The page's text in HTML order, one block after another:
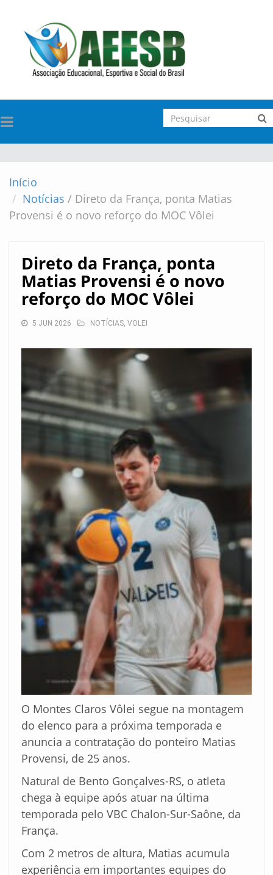
TOGGLE
NAVIGATION
Início
Notícias / Direto da França, ponta Matias
Provensi é o novo reforço do MOC Vôlei
Direto da França, ponta
Matias Provensi é o novo
reforço do MOC Vôlei
5 JUN 2026 NOTÍCIAS, VOLEI
O Montes Claros Vôlei segue na montagem
do elenco para a próxima temporada e
anuncia a contratação do ponteiro Matias
Provensi, de 25 anos.
Natural de Bento Gonçalves-RS, o atleta
chega à equipe após atuar na última
temporada pelo VBC Chalon-Sur-Saône, da
França.
Com 2 metros de altura, Matias acumula
experiência em importantes equipes do